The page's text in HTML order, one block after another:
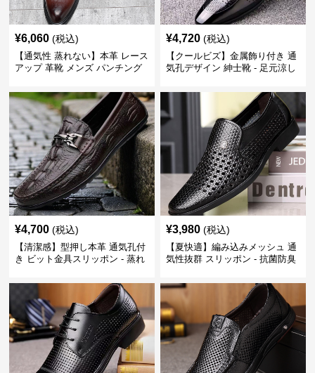
¥6,060 (税込)
【通気性 蒸れない】本革 レース
アップ 革靴 メンズ パンチング
い 営業
¥4,720 (税込)
【クールビズ】金属飾り付き 通
気孔デザイン 紳士靴 - 足元涼し
¥4,700 (税込)
【清潔感】型押し本革 通気孔付
き ビット金具スリッポン - 蒸れ
¥3,980 (税込)
【夏快適】編み込みメッシュ 通
気性抜群 スリッポン - 抗菌防臭